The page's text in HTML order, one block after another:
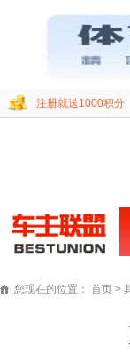
注册就送1000积分
页
您现在的位置： 首页 >